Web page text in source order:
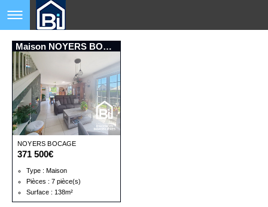
Maison NOYERS BOCAGE
NOYERS BOCAGE
371 500€
Type : Maison
Pièces : 7 pièce(s)
Surface : 138m²